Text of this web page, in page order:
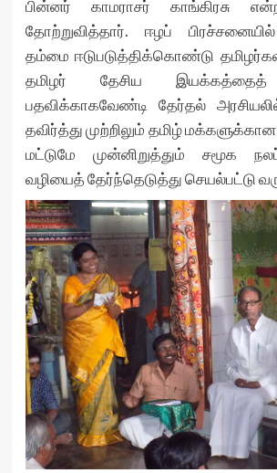
பின்னர் காமராசர் காங்கிரசு
தோற்றுவித்தார். ஈழப்
தம்மை ஈடுபடுத்திக்கொண்டு
தமிழர் தேசிய இயக்கத்தைத்
பதவிக்காகவேண்டி தேர்தல்
தவிர்த்து முற்றிலும் தமிழ்
மட்டுமே முன்னிறுத்தும் சமூக
வழியைத் தேர்ந்தெடுத்து செயல்பட்டு